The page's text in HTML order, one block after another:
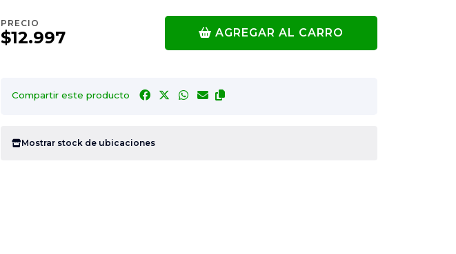
PRECIO
$12.997 AGREGAR AL CARRO
Compartir este producto
Mostrar stock de ubicaciones